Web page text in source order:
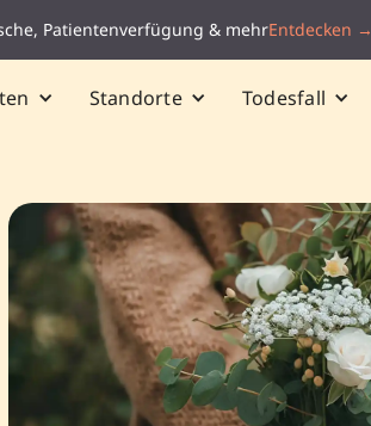
Patientenverfügung & mehrEntdecken →
Standorte Todesfall